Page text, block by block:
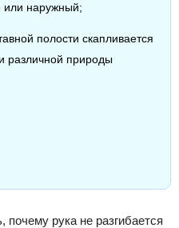
или наружный;
полости скапливается
различной природы
рука не разгибается